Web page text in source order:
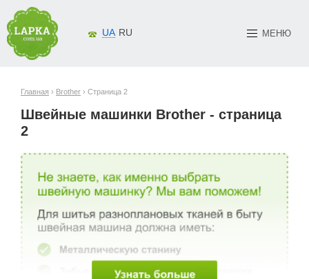
МЕНЮ
UA RU
Главная › Brother › Страница 2
Швейные машинки Brother - страница
2